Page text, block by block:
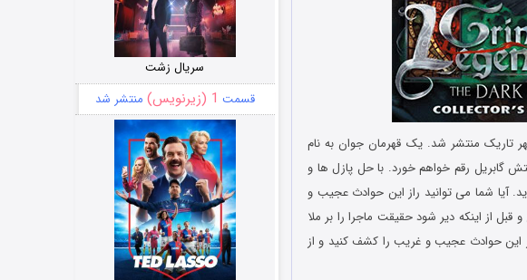
تاریک منتشر شد. یک قهرمان جوان به نام
گابریل رقم خواهم خورد. با حل پازل ها و
آیا شما می توانید راز این حوادث عجیب و
از اینکه دیر شود حقیقت ماجرا را بر ملا
این حوادث عجیب و غریب را کشف کنید و از
سریال زشت
قسمت 1 (زیرنویس) منتشر شد